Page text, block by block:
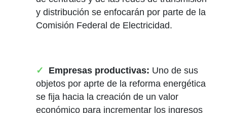
y distribución se enfocarán por parte de la
Comisión Federal de Electricidad.
Empresas productivas: Uno de sus
objetos por aprte de la reforma energética
se fija hacia la creación de un valor
económico para incrementar los ingresos